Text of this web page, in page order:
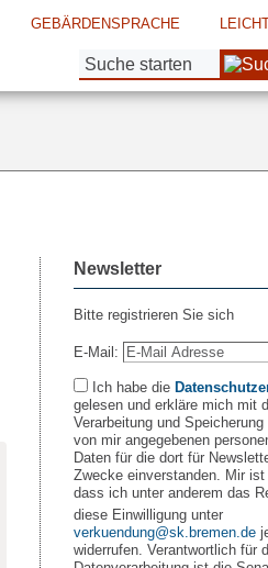
GEBÄRDENSPRACHE
Suche:
Newsletter
Bitte registrieren Sie sich
E-Mail:
Ich habe die
gelesen und erkläre mich mit
Verarbeitung und
von mir angegebenen
Daten für die dort für
Zwecke einverstanden. Mir ist
dass ich unter anderem das
diese Einwilligung unter
verkuendung@sk.bremen.de
widerrufen. Verantwortlich für